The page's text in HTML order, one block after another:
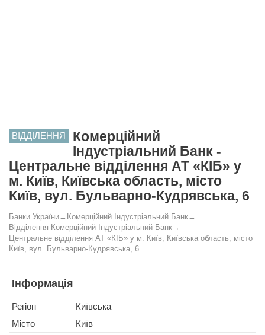
ВІДДІЛЕННЯ
Комерційний
Індустріальний Банк -
Центральне відділення АТ «КІБ» у
м. Київ, Київська область, місто
Київ, вул. Бульварно-Кудрявська, 6
Банки України→ Комерційний Індустріальний Банк→
Відділення Комерційний Індустріальний Банк→
Центральне відділення АТ «КІБ» у м. Київ, Київська область, місто
Київ, вул. Бульварно-Кудрявська, 6
Інформація
Регіон
Київська
Місто
Київ